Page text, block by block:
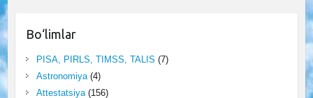
Bo‘limlar
PISA, PIRLS, TIMSS, TALIS (7)
Astronomiya(4)
Attestatsiya(156)